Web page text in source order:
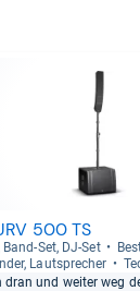
500 TS
​Set, DJ-​Set
Laut­spre­cher
dran und wei­ter weg